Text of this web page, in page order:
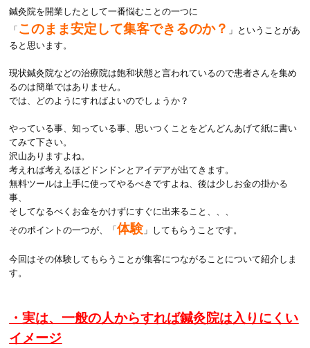
鍼灸院を開業したとして一番悩むことの一つに
「 このまま安定して集客できるのか？ 」ということがあ
ると思います。
現状鍼灸院などの治療院は飽和状態と言われているので患者さんを集め
るのは簡単ではありません。
では、どのようにすればよいのでしょうか？
やっている事、知っている事、思いつくことをどんどんあげて紙に書い
てみて下さい。
沢山ありますよね。
考えれば考えるほどドンドンとアイデアが出てきます。
無料ツールは上手に使ってやるべきですよね、後は少しお金の掛かる
事、
そしてなるべくお金をかけずにすぐに出来ること、、、
そのポイントの一つが、「体験」してもらうことです。
今回はその体験してもらうことが集客につながることについて紹介しま
す。
・実は、一般の人からすれば鍼灸院は入りにくい
イメージ